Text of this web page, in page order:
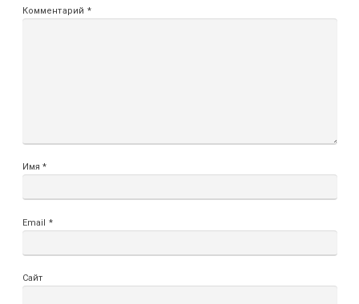
Комментарий *
Имя*
Email *
Сайт